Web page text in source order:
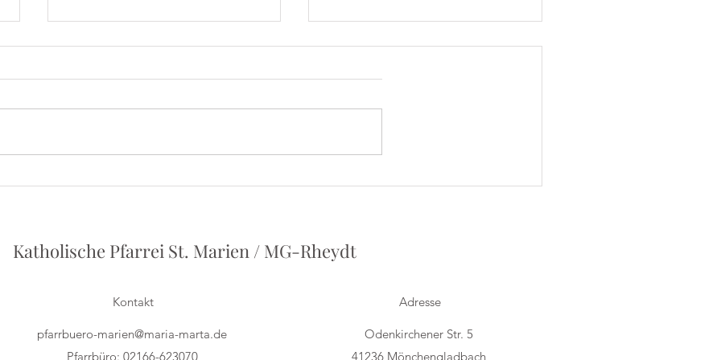
Herbert Grönemeyer - Ein
Irish Folk im Trostraum
Katholische Pfarrei St. Marien / MG-Rheydt
Kontakt
pfarrbuero-marien@maria-marta.de
Pfarrbüro: 02166-623070
Adresse
Odenkirchener Str. 5
41236 Mönchengladbach